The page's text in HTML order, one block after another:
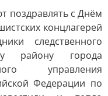
поздравлять с Днём
концлагерей
следственного
району города
управления
Федерации по